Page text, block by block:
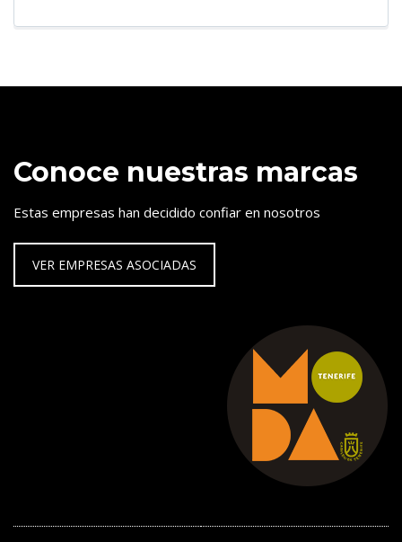
Conoce nuestras marcas
Estas empresas han decidido confiar en nosotros
VER EMPRESAS ASOCIADAS